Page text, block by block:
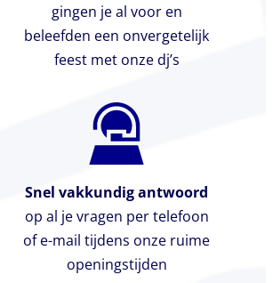
gingen je al voor en
beleefden een onvergetelijk
feest met onze dj’s
Snel vakkundig antwoord
op al je vragen per telefoon
of e-mail tijdens onze ruime
openingstijden